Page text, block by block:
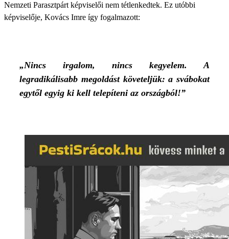
Nemzeti Parasztpárt képviselői nem tétlenkedtek. Ez utóbbi
képviselője, Kovács Imre így fogalmazott:
„Nincs irgalom, nincs kegyelem. A
legradikálisabb megoldást követeljük: a svábokat
egytől egyig ki kell telepíteni az országból!”